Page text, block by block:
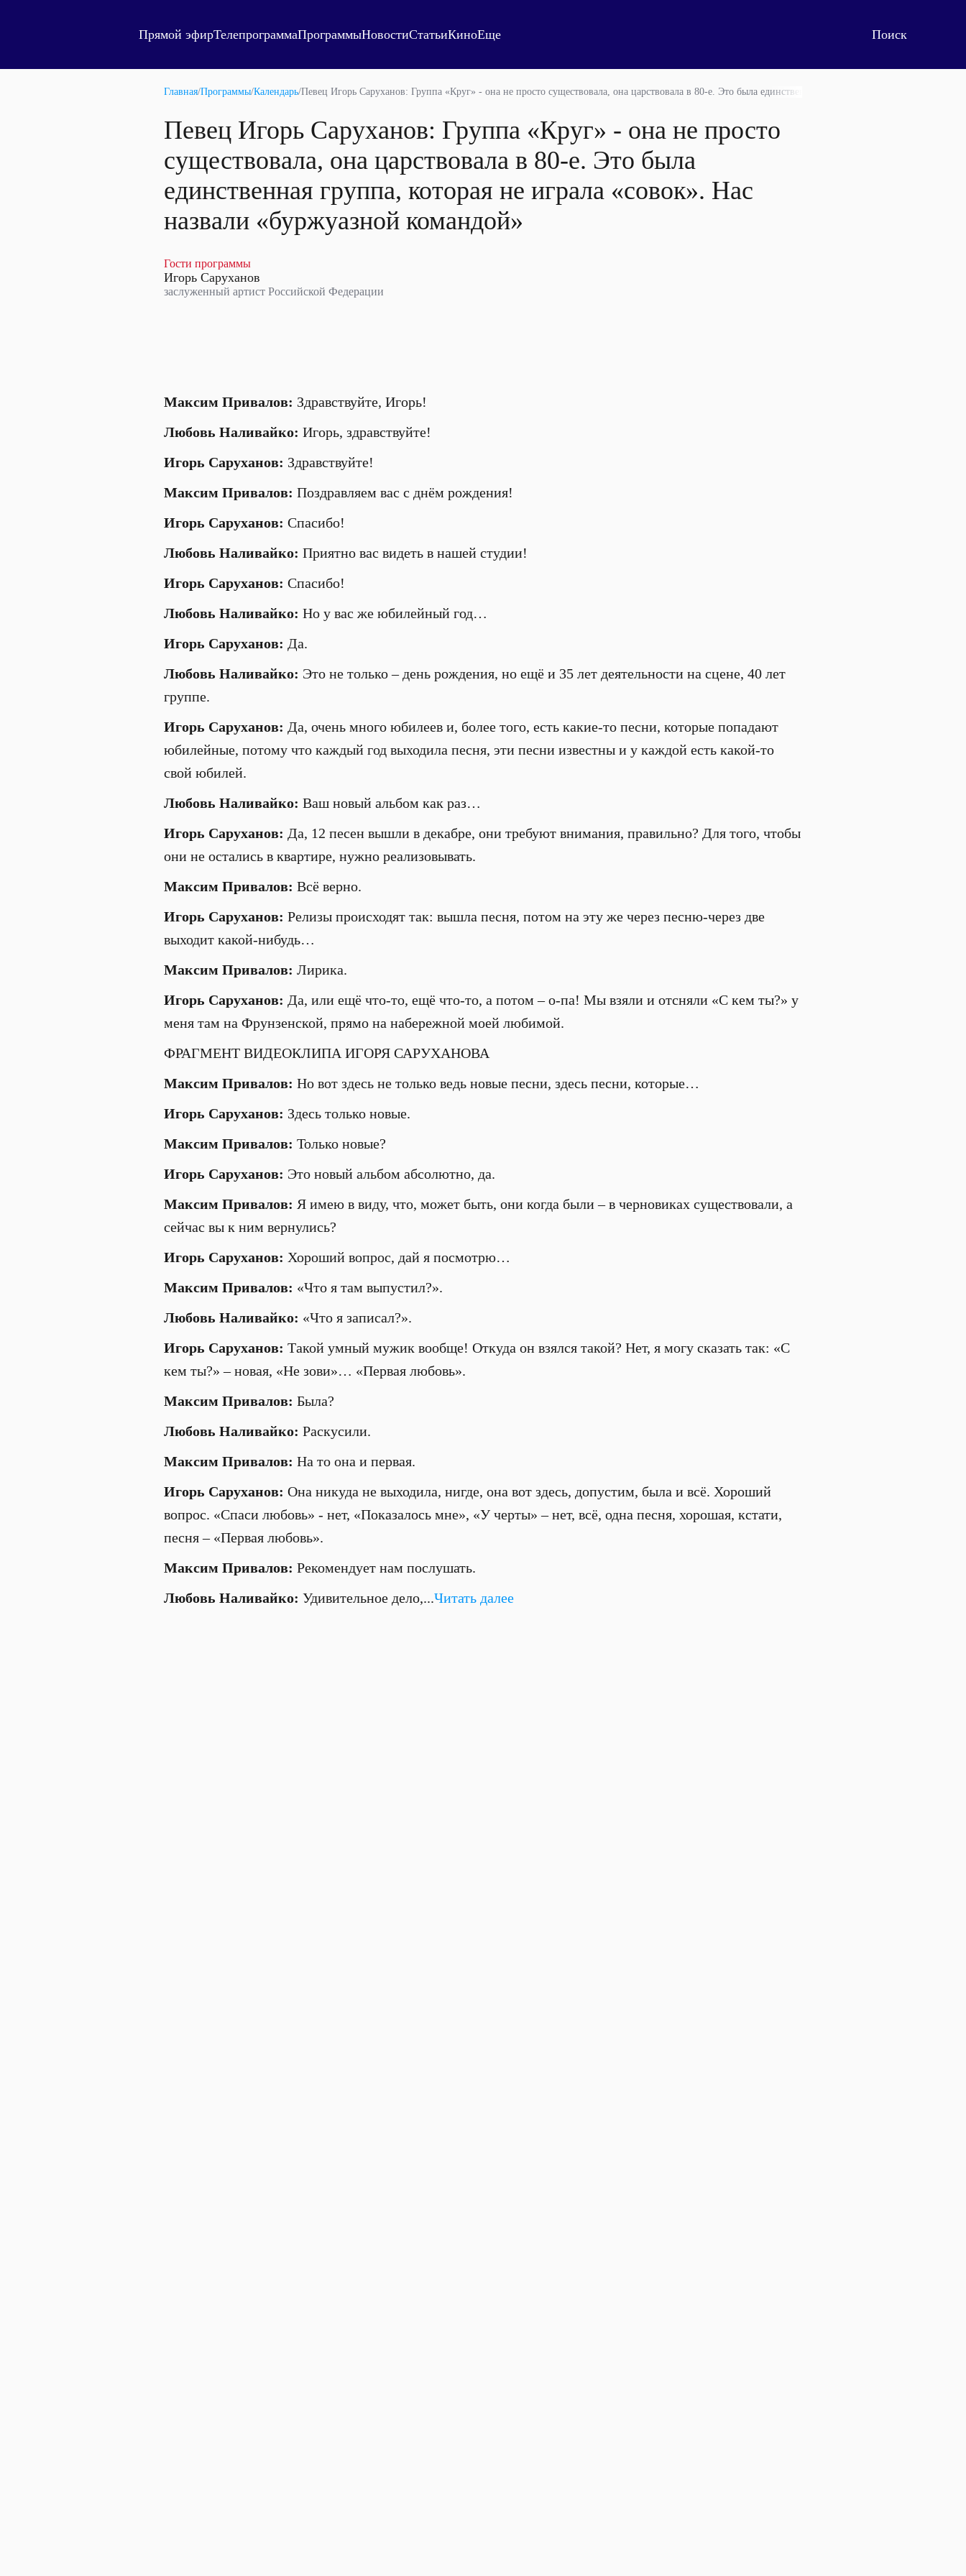
Прямой эфирТелепрограммаПрограммыНовостиСтатьиКиноЕще
Главная/Программы/Календарь/Певец Игорь Саруханов: Группа «Круг» - она не просто существовала, она царствовала в 80-е. Это была единственная группа, которая не играла
Певец Игорь Саруханов: Группа «Круг» - она не просто
существовала, она царствовала в 80-е. Это была
единственная группа, которая не играла «совок». Нас
назвали «буржуазной командой»
Гости программы
Игорь Саруханов
заслуженный артист Российской Федерации
Максим Привалов: Здравствуйте, Игорь!
Любовь Наливайко: Игорь, здравствуйте!
Игорь Саруханов: Здравствуйте!
Максим Привалов: Поздравляем вас с днём рождения!
Игорь Саруханов: Спасибо!
Любовь Наливайко: Приятно вас видеть в нашей студии!
Игорь Саруханов: Спасибо!
Любовь Наливайко: Но у вас же юбилейный год…
Игорь Саруханов: Да.
Любовь Наливайко: Это не только – день рождения, но ещё и 35 лет деятельности на сцене, 40 лет
группе.
Игорь Саруханов: Да, очень много юбилеев и, более того, есть какие-то песни, которые попадают
юбилейные, потому что каждый год выходила песня, эти песни известны и у каждой есть какой-то
свой юбилей.
Любовь Наливайко: Ваш новый альбом как раз…
Игорь Саруханов: Да, 12 песен вышли в декабре, они требуют внимания, правильно? Для того, чтобы
они не остались в квартире, нужно реализовывать.
Максим Привалов: Всё верно.
Игорь Саруханов: Релизы происходят так: вышла песня, потом на эту же через песню-через две
выходит какой-нибудь…
Максим Привалов: Лирика.
Игорь Саруханов: Да, или ещё что-то, ещё что-то, а потом – о-па! Мы взяли и отсняли «С кем ты?» у
меня там на Фрунзенской, прямо на набережной моей любимой.
ФРАГМЕНТ ВИДЕОКЛИПА ИГОРЯ САРУХАНОВА
Максим Привалов: Но вот здесь не только ведь новые песни, здесь песни, которые…
Игорь Саруханов: Здесь только новые.
Максим Привалов: Только новые?
Игорь Саруханов: Это новый альбом абсолютно, да.
Максим Привалов: Я имею в виду, что, может быть, они когда были – в черновиках существовали, а
сейчас вы к ним вернулись?
Игорь Саруханов: Хороший вопрос, дай я посмотрю…
Максим Привалов: «Что я там выпустил?».
Любовь Наливайко: «Что я записал?».
Игорь Саруханов: Такой умный мужик вообще! Откуда он взялся такой? Нет, я могу сказать так: «С
кем ты?» – новая, «Не зови»… «Первая любовь».
Максим Привалов: Была?
Любовь Наливайко: Раскусили.
Максим Привалов: На то она и первая.
Игорь Саруханов: Она никуда не выходила, нигде, она вот здесь, допустим, была и всё. Хороший
вопрос. «Спаси любовь» - нет, «Показалось мне», «У черты» – нет, всё, одна песня, хорошая, кстати,
песня – «Первая любовь».
Максим Привалов: Рекомендует нам послушать.
Любовь Наливайко: Удивительное дело,...Читать далее